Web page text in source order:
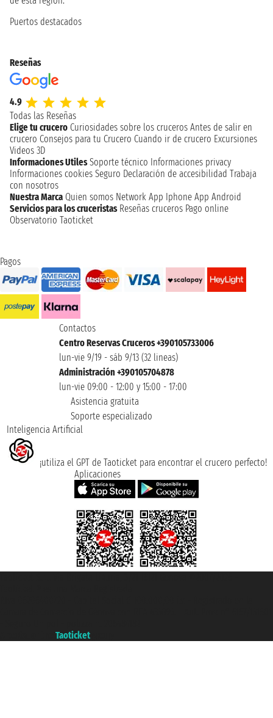
Puertos destacados
Reseñas
4.9
Todas las Reseñas
Elige tu crucero Curiosidades sobre los cruceros Antes de salir en
crucero Consejos para tu Crucero Cuando ir de crucero Excursiones
Videos 3D
Informaciones Utiles Soporte técnico Informaciones privacy
Informaciones cookies Seguro Declaración de accesibilidad Trabaja
con nosotros
Nuestra Marca Quien somos Network App Iphone App Android
Servicios para los cruceristas Reseñas cruceros Pago online
Observatorio Taoticket
Pagos
Contactos
Centro Reservas Cruceros +390105733006
lun-vie 9/19 - sáb 9/13 (32 lineas)
Administración +390105704878
lun-vie 09:00 - 12:00 y 15:00 - 17:00
Asistencia gratuita
Soporte especializado
Inteligencia Artificial
¡utiliza el GPT de Taoticket para encontrar el crucero perfecto!
Aplicaciones
Taoticket